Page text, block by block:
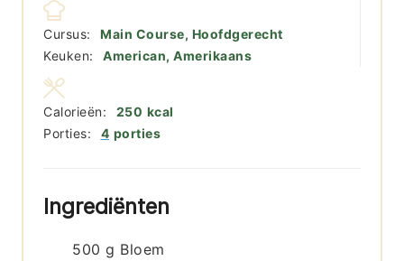
Cursus:
Main Course, Hoofdgerecht
Keuken:
American, Amerikaans
Porties: 4 porties
Calorieën: 250 kcal
Ingrediënten
500 g Bloem